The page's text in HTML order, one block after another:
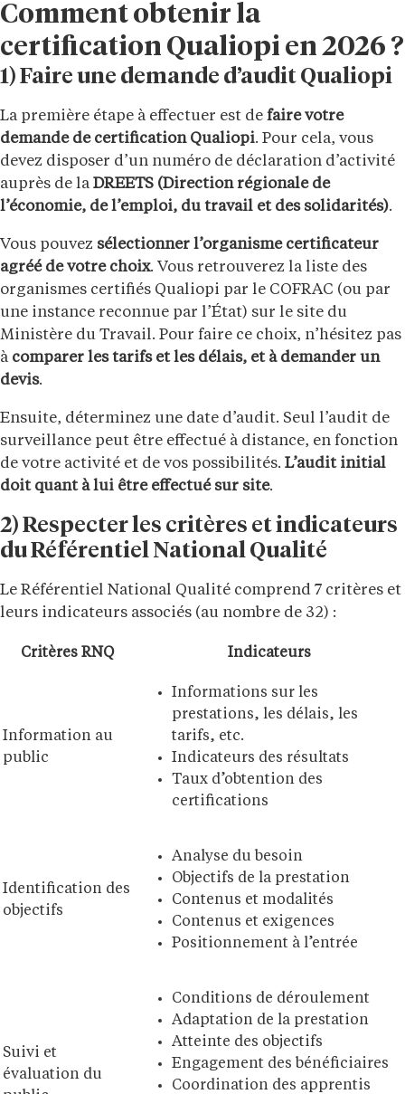
Comment obtenir la
certification Qualiopi en 2026 ?
1) Faire une demande d’audit Qualiopi
La première étape à effectuer est de faire votre
demande de certification Qualiopi. Pour cela, vous
devez disposer d’un numéro de déclaration d’activité
auprès de la DREETS (Direction régionale de
l’économie, de l’emploi, du travail et des solidarités).
Vous pouvez sélectionner l’organisme certificateur
agréé de votre choix. Vous retrouverez la liste des
organismes certifiés Qualiopi par le COFRAC (ou par
une instance reconnue par l’État) sur le site du
Ministère du Travail. Pour faire ce choix, n’hésitez pas
à comparer les tarifs et les délais, et à demander un
devis.
Ensuite, déterminez une date d’audit. Seul l’audit de
surveillance peut être effectué à distance, en fonction
de votre activité et de vos possibilités. L’audit initial
doit quant à lui être effectué sur site.
2) Respecter les critères et indicateurs
du Référentiel National Qualité
Le Référentiel National Qualité comprend 7 critères et
leurs indicateurs associés (au nombre de 32) :
Critères RNQ Indicateurs
Information au
public
Informations sur les
prestations, les délais, les
tarifs, etc.
Indicateurs des résultats
Taux d’obtention des
certifications
Identification des
objectifs
Analyse du besoin
Objectifs de la prestation
Contenus et modalités
Contenus et exigences
Positionnement à l’entrée
Suivi et
évaluation du
Conditions de déroulement
Adaptation de la prestation
Atteinte des objectifs
Engagement des bénéficiaires
Coordination des apprentis